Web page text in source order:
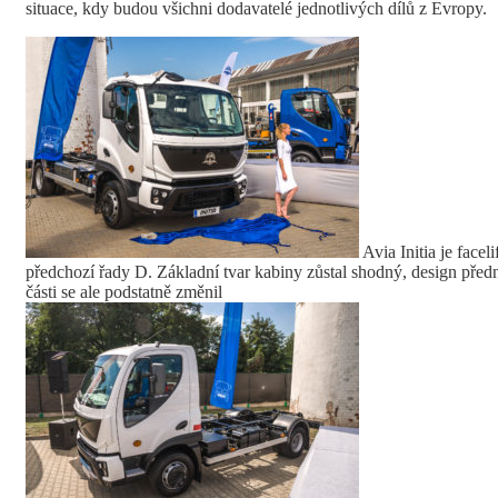
situace, kdy budou všichni dodavatelé jednotlivých dílů z Evropy.
Avia Initia je
předchozí řady D. Základní tvar kabiny zůstal shodný, design
části se ale podstatně změnil